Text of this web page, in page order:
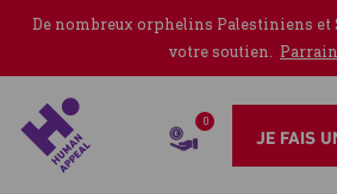
De nombreux orphelins Palestiniens et
votre soutien.
0
JE FAIS